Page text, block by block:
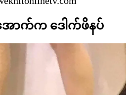
ောက်က ဒေါက်ဖိနပ်